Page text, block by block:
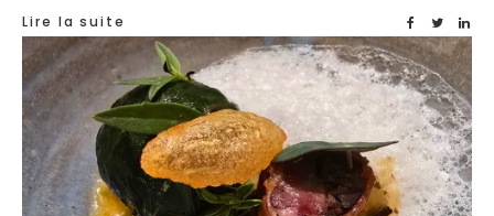
Lire la suite